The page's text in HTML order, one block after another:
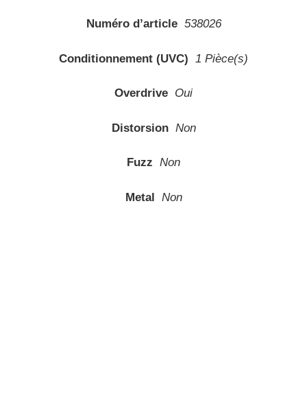
Numéro d’article 538026
Conditionnement (UVC) 1 Pièce(s)
Overdrive Oui
Distorsion Non
Fuzz Non
Metal Non